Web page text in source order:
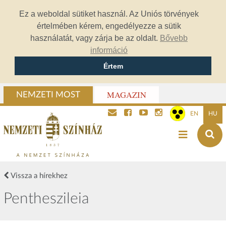
Ez a weboldal sütiket használ. Az Uniós törvények
értelmében kérem, engedélyezze a sütik
használatát, vagy zárja be az oldalt. Bővebb
információ
Értem
NEMZETI MOST MAGAZIN
EN HU
Vissza a hírekhez
Pentheszileia